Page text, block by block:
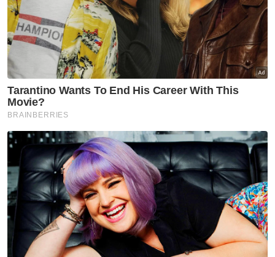
yuran tahunan serta sumbangan menaik
taraf sistem keselamatan membabitkan
kutipan RM483,531 setakat 1 Mac lalu," ujar
beliau.
Berita Telus & Tulus menerusi E-Mel setiap
hari!